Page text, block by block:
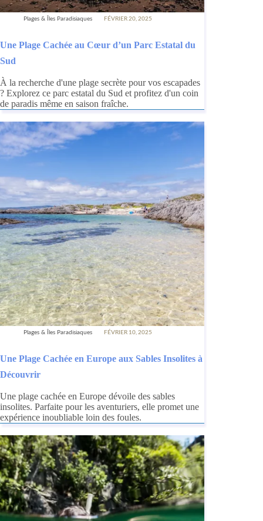
Plages & Îles Paradisiaques FÉVRIER 20, 2025
Une Plage Cachée au Cœur d’un Parc Estatal du
Sud
À la recherche d'une plage secrète pour vos escapades
? Explorez ce parc estatal du Sud et profitez d'un coin
de paradis même en saison fraîche.
Plages & Îles Paradisiaques FÉVRIER 10, 2025
Une Plage Cachée en Europe aux Sables Insolites à
Découvrir
Une plage cachée en Europe dévoile des sables
insolites. Parfaite pour les aventuriers, elle promet une
expérience inoubliable loin des foules.